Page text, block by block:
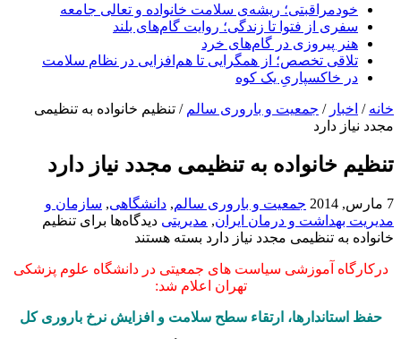
خودمراقبتی؛ ریشه‌ی سلامت خانواده و تعالی جامعه
سفری از فتوا تا زندگی؛ روایت گام‌های بلند
هنر پیروزی در گام‌های خرد
تلاقی تخصص؛ از همگرایی تا هم‌افزایی در نظام سلامت
در خاکسپاریِ یک کوه
خانه / اخبار / جمعیت و باروری سالم / تنظیم خانواده به تنظیمی
مجدد نیاز دارد
تنظیم خانواده به تنظیمی مجدد نیاز دارد
7 مارس, 2014 جمعیت و باروری سالم, دانشگاهی, سازمان و
مدیریت بهداشت و درمان ایران, مدیریتی دیدگاه‌ها برای تنظیم
خانواده به تنظیمی مجدد نیاز دارد بسته هستند
درکارگاه آموزشی سیاست های جمعیتی در دانشگاه علوم پزشکی
تهران اعلام شد:
حفظ استاندارها، ارتقاء سطح سلامت و افزایش نرخ باروری کل